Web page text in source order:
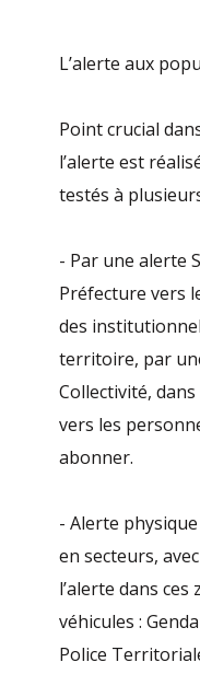
L’alerte aux
Point crucial
l’alerte est
testés à
- Par une alerte
Préfecture vers
des
territoire, par
Collectivité,
vers les
abonner.
- Alerte
en secteurs,
l’alerte dans
véhicules :
Police